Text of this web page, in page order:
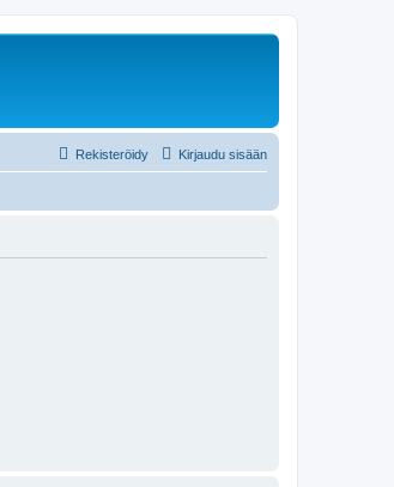
Kirjaudu sisään
Rekisteröidy